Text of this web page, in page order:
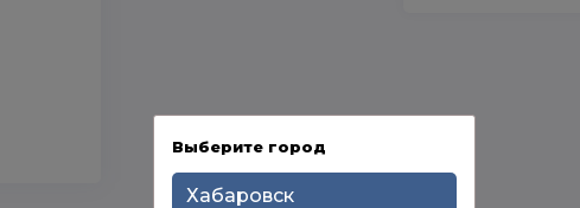
Выберите город
Хабаровск